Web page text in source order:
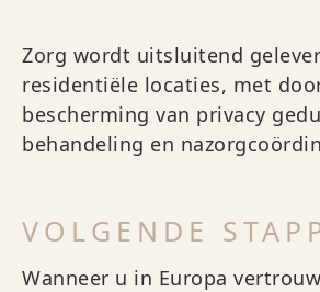
Zorg wordt uitsluitend
residentiële locaties, met
bescherming van privacy
behandeling en
VOLGENDE
Wanneer u in Europa